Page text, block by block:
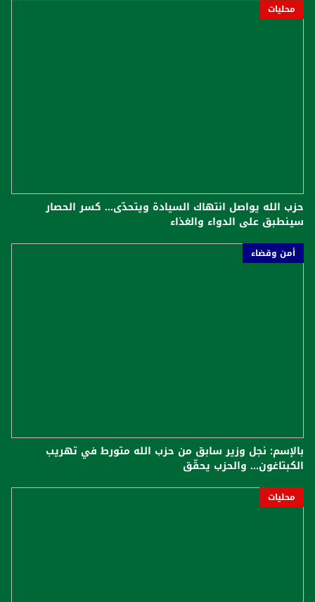
محليات
حزب الله يواصل انتهاك السيادة ويتحدّى... كسر الحصار
سينطبق على الدواء والغذاء
أمن وقضاء
بالإسم: نجل وزير سابق من حزب الله متورط في تهريب
الكبتاغون... والحزب يحقّق
محليات